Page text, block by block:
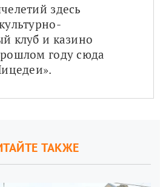
здесь
клуб и казино
году сюда
ТАКЖЕ